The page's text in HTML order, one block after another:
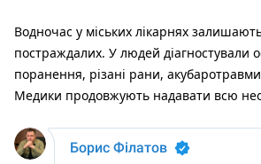
Водночас у міських лікарнях
постраждалих. У людей діагностували
поранення, різані рани,
Медики продовжують надавати всю